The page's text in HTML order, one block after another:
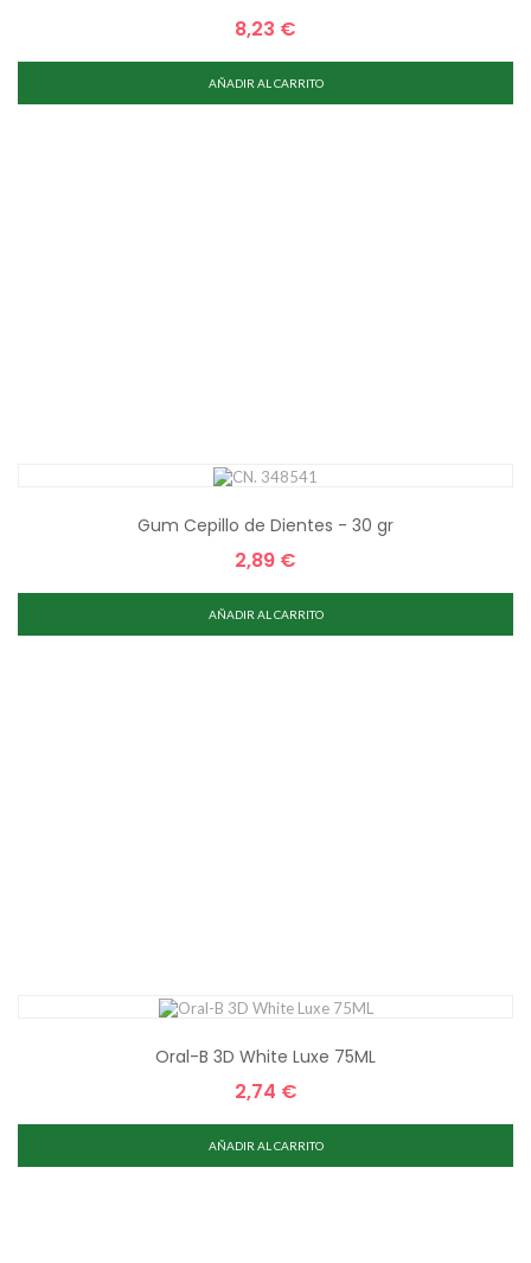
Precio
8,23 €
AÑADIR AL CARRITO
Gum Cepillo de Dientes - 30 gr
Precio
2,89 €
AÑADIR AL CARRITO
Oral-B 3D White Luxe 75ML
Precio
2,74 €
AÑADIR AL CARRITO